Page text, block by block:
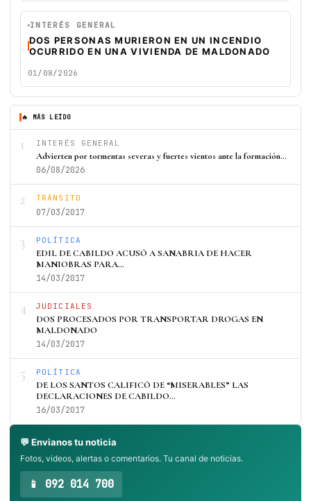
INTERÉS GENERAL
DOS PERSONAS MURIERON EN UN INCENDIO
OCURRIDO EN UNA VIVIENDA DE MALDONADO
01/08/2026
🔥 MÁS LEÍDO
1 INTERÉS GENERAL
Advierten por tormentas severas y fuertes vientos ante la formación…
06/08/2026
2 TRÁNSITO
07/03/2017
3 POLÍTICA
EDIL DE CABILDO ACUSÓ A SANABRIA DE HACER
MANIOBRAS PARA…
14/03/2017
4 JUDICIALES
DOS PROCESADOS POR TRANSPORTAR DROGAS EN
MALDONADO
14/03/2017
5 POLÍTICA
DE LOS SANTOS CALIFICÓ DE “MISERABLES” LAS
DECLARACIONES DE CABILDO…
16/03/2017
💬 Envianos tu noticia
Fotos, videos, alertas o comentarios. Tu canal de noticias.
📱 092 014 700